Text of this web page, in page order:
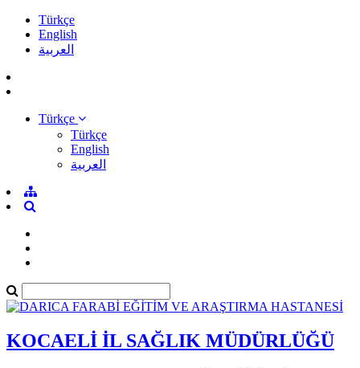
Türkçe
English
العربية
Türkçe
Türkçe
English
العربية
KOCAELİ İL SAĞLIK MÜDÜRLÜĞÜ